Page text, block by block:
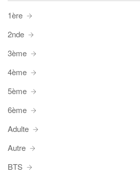
1ère
2nde
3ème
4ème
5ème
6ème
Adulte
Autre
BTS